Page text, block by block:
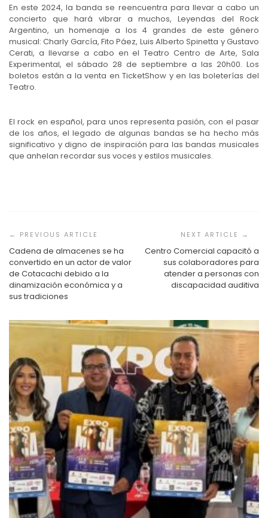
En este 2024, la banda se reencuentra para llevar a cabo un
concierto que hará vibrar a muchos, Leyendas del Rock
Argentino, un homenaje a los 4 grandes de este género
musical: Charly García, Fito Páez, Luis Alberto Spinetta y Gustavo
Cerati, a llevarse a cabo en el Teatro Centro de Arte, Sala
Experimental, el sábado 28 de septiembre a las 20h00. Los
boletos están a la venta en TicketShow y en las boleterías del
Teatro.
El rock en español, para unos representa pasión, con el pasar
de los años, el legado de algunas bandas se ha hecho más
significativo y digno de inspiración para las bandas musicales
que anhelan recordar sus voces y estilos musicales.
de
entradas
Cadena de almacenes se ha
convertido en un actor de valor
de Cotacachi debido a la
dinamización económica y a
sus tradiciones
Centro Comercial capacitó a
sus colaboradores para
atender a personas con
discapacidad auditiva